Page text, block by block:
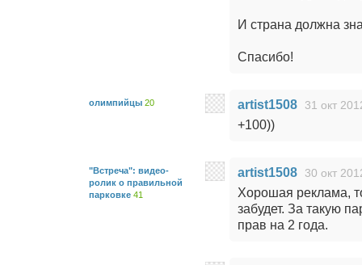
И страна должна
Спасибо!
олимпийцы 20 artist1508 31 окт
+100))
"Встреча": видео-
ролик о правильной
парковке 41
artist1508 30 окт
Хорошая реклама,
забудет. За такую
прав на 2 года.